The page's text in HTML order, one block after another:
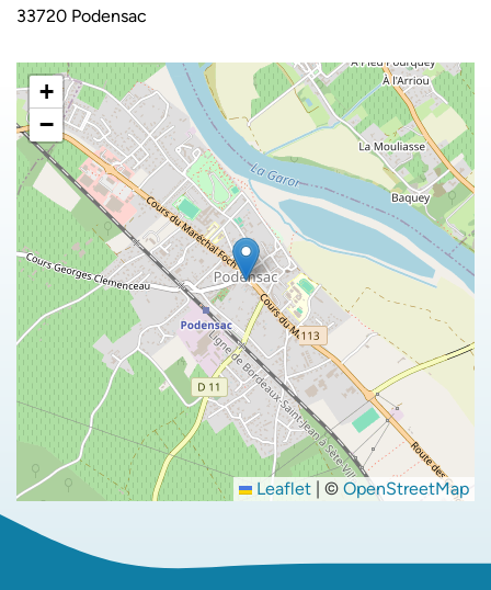
33720 Podensac
+
−
Leaflet | © OpenStreetMap